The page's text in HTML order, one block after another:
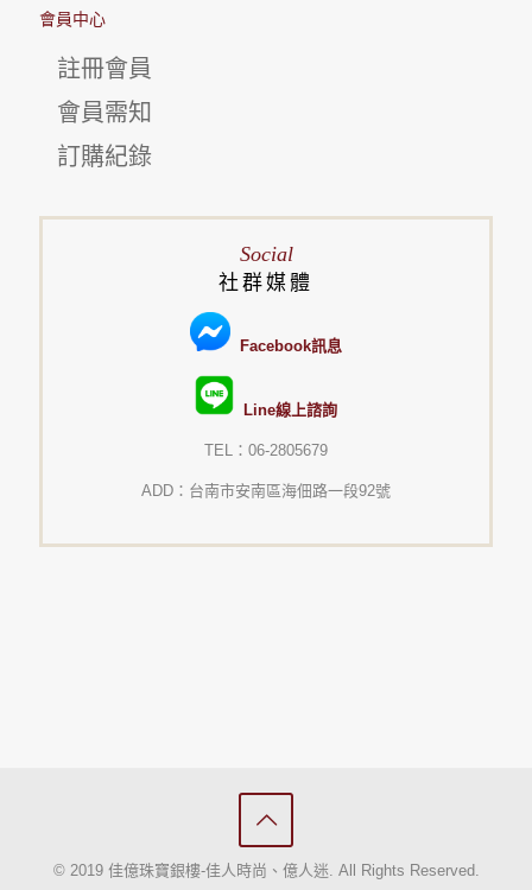
會員中心
註冊會員
會員需知
訂購紀錄
Social
社群媒體
Facebook訊息
Line線上諮詢
TEL：06-2805679
ADD：台南市安南區海佃路一段92號
© 2019 佳億珠寶銀樓-佳人時尚、億人迷. All Rights Reserved.